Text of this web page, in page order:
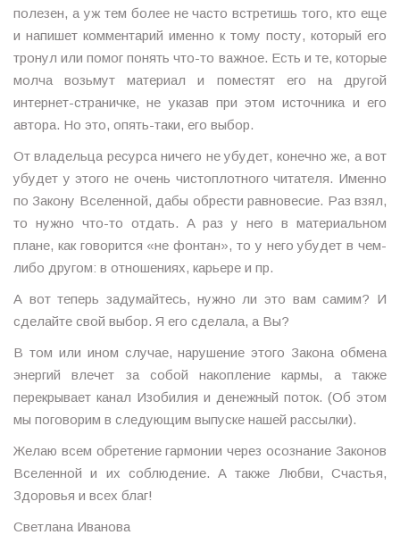
полезен, а уж тем более не часто встретишь того, кто еще
и напишет комментарий именно к тому посту, который его
тронул или помог понять что-то важное. Есть и те, которые
молча возьмут материал и поместят его на другой
интернет-страничке, не указав при этом источника и его
автора. Но это, опять-таки, его выбор.
От владельца ресурса ничего не убудет, конечно же, а вот
убудет у этого не очень чистоплотного читателя. Именно
по Закону Вселенной, дабы обрести равновесие. Раз взял,
то нужно что-то отдать. А раз у него в материальном
плане, как говорится «не фонтан», то у него убудет в чем-
либо другом: в отношениях, карьере и пр.
А вот теперь задумайтесь, нужно ли это вам самим? И
сделайте свой выбор. Я его сделала, а Вы?
В том или ином случае, нарушение этого Закона обмена
энергий влечет за собой накопление кармы, а также
перекрывает канал Изобилия и денежный поток. (Об этом
мы поговорим в следующим выпуске нашей рассылки).
Желаю всем обретение гармонии через осознание Законов
Вселенной и их соблюдение. А также Любви, Счастья,
Здоровья и всех благ!
Светлана Иванова